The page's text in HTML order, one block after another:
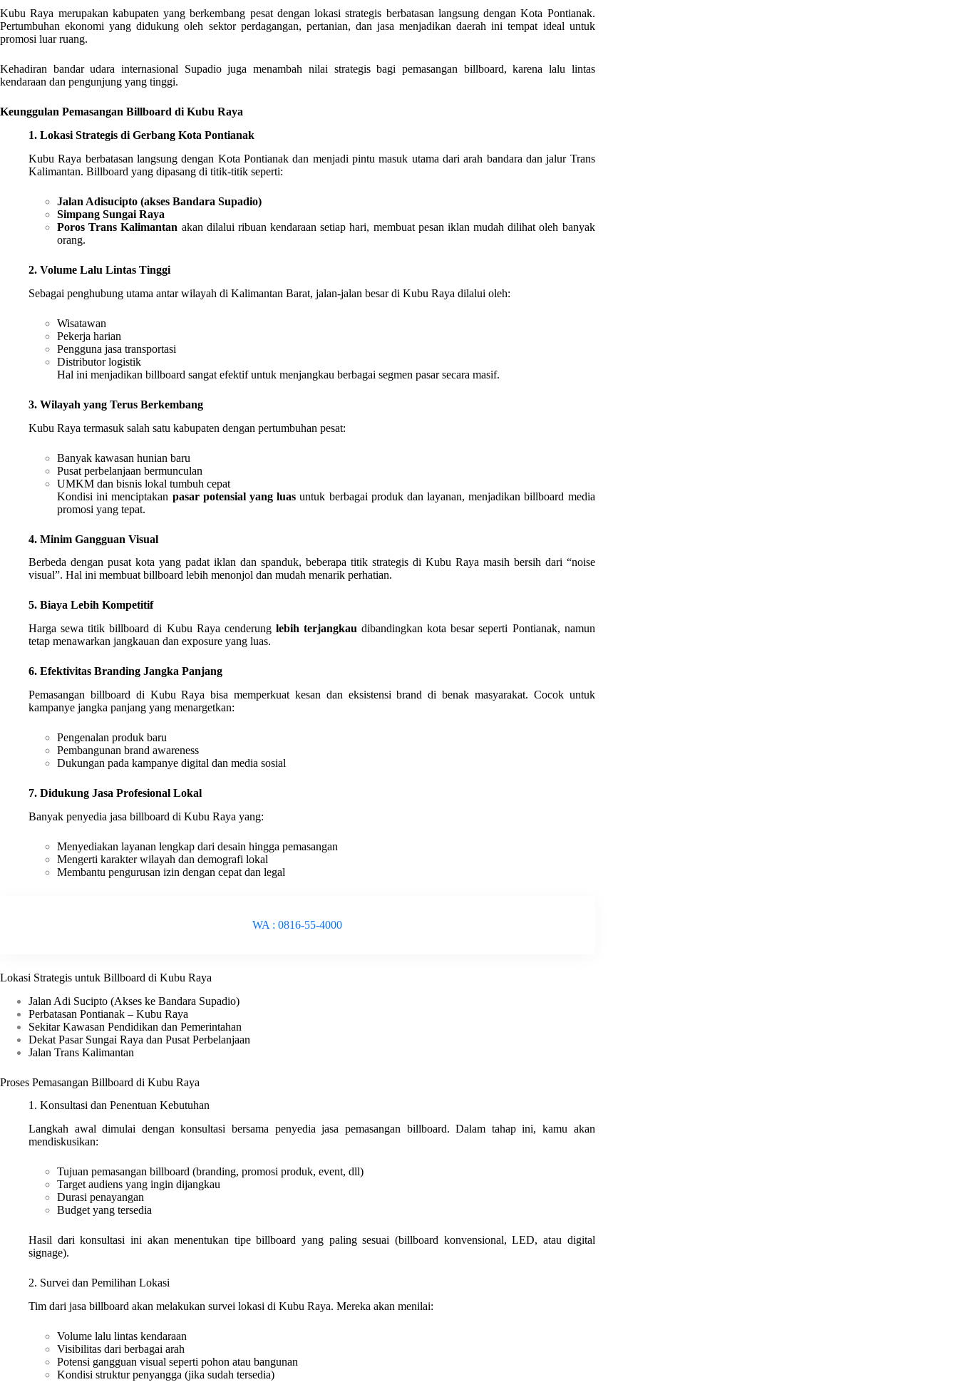
Kubu Raya merupakan kabupaten yang berkembang pesat dengan lokasi strategis berbatasan langsung dengan Kota Pontianak.
Pertumbuhan ekonomi yang didukung oleh sektor perdagangan, pertanian, dan jasa menjadikan daerah ini tempat ideal untuk
promosi luar ruang.
Kehadiran bandar udara internasional Supadio juga menambah nilai strategis bagi pemasangan billboard, karena lalu lintas
kendaraan dan pengunjung yang tinggi.
Keunggulan Pemasangan Billboard di Kubu Raya
1. Lokasi Strategis di Gerbang Kota Pontianak
Kubu Raya berbatasan langsung dengan Kota Pontianak dan menjadi pintu masuk utama dari arah bandara dan jalur Trans
Kalimantan. Billboard yang dipasang di titik-titik seperti:
Jalan Adisucipto (akses Bandara Supadio)
Simpang Sungai Raya
Poros Trans Kalimantan akan dilalui ribuan kendaraan setiap hari, membuat pesan iklan mudah dilihat oleh banyak
orang.
2. Volume Lalu Lintas Tinggi
Sebagai penghubung utama antar wilayah di Kalimantan Barat, jalan-jalan besar di Kubu Raya dilalui oleh:
Wisatawan
Pekerja harian
Pengguna jasa transportasi
Distributor logistik
Hal ini menjadikan billboard sangat efektif untuk menjangkau berbagai segmen pasar secara masif.
3. Wilayah yang Terus Berkembang
Kubu Raya termasuk salah satu kabupaten dengan pertumbuhan pesat:
Banyak kawasan hunian baru
Pusat perbelanjaan bermunculan
UMKM dan bisnis lokal tumbuh cepat
Kondisi ini menciptakan pasar potensial yang luas untuk berbagai produk dan layanan, menjadikan billboard media
promosi yang tepat.
4. Minim Gangguan Visual
Berbeda dengan pusat kota yang padat iklan dan spanduk, beberapa titik strategis di Kubu Raya masih bersih dari “noise
visual”. Hal ini membuat billboard lebih menonjol dan mudah menarik perhatian.
5. Biaya Lebih Kompetitif
Harga sewa titik billboard di Kubu Raya cenderung lebih terjangkau dibandingkan kota besar seperti Pontianak, namun
tetap menawarkan jangkauan dan exposure yang luas.
6. Efektivitas Branding Jangka Panjang
Pemasangan billboard di Kubu Raya bisa memperkuat kesan dan eksistensi brand di benak masyarakat. Cocok untuk
kampanye jangka panjang yang menargetkan:
Pengenalan produk baru
Pembangunan brand awareness
Dukungan pada kampanye digital dan media sosial
7. Didukung Jasa Profesional Lokal
Banyak penyedia jasa billboard di Kubu Raya yang:
Menyediakan layanan lengkap dari desain hingga pemasangan
Mengerti karakter wilayah dan demografi lokal
Membantu pengurusan izin dengan cepat dan legal
WA : 0816-55-4000
Lokasi Strategis untuk Billboard di Kubu Raya
Jalan Adi Sucipto (Akses ke Bandara Supadio)
Perbatasan Pontianak – Kubu Raya
Sekitar Kawasan Pendidikan dan Pemerintahan
Dekat Pasar Sungai Raya dan Pusat Perbelanjaan
Jalan Trans Kalimantan
Proses Pemasangan Billboard di Kubu Raya
1. Konsultasi dan Penentuan Kebutuhan
Langkah awal dimulai dengan konsultasi bersama penyedia jasa pemasangan billboard. Dalam tahap ini, kamu akan
mendiskusikan:
Tujuan pemasangan billboard (branding, promosi produk, event, dll)
Target audiens yang ingin dijangkau
Durasi penayangan
Budget yang tersedia
Hasil dari konsultasi ini akan menentukan tipe billboard yang paling sesuai (billboard konvensional, LED, atau digital
signage).
2. Survei dan Pemilihan Lokasi
Tim dari jasa billboard akan melakukan survei lokasi di Kubu Raya. Mereka akan menilai:
Volume lalu lintas kendaraan
Visibilitas dari berbagai arah
Potensi gangguan visual seperti pohon atau bangunan
Kondisi struktur penyangga (jika sudah tersedia)